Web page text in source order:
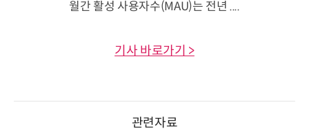
월간 활성 사용자수(MAU)는 전년 ....
기사 바로가기 >
관련자료